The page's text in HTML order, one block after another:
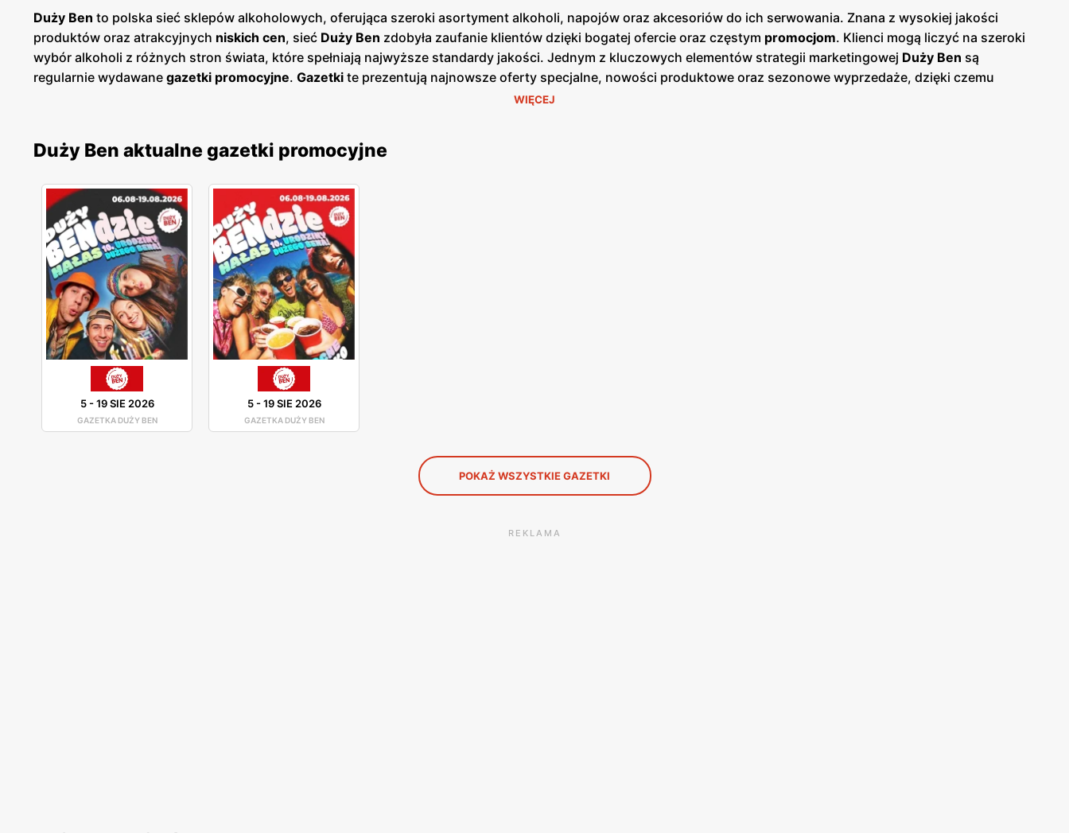
Duży Ben to polska sieć sklepów alkoholowych, oferująca szeroki asortyment alkoholi, napojów oraz akcesoriów do ich serwowania. Znana z wysokiej jakości
produktów oraz atrakcyjnych niskich cen, sieć Duży Ben zdobyła zaufanie klientów dzięki bogatej ofercie oraz częstym promocjom. Klienci mogą liczyć na szeroki
wybór alkoholi z różnych stron świata, które spełniają najwyższe standardy jakości. Jednym z kluczowych elementów strategii marketingowej Duży Ben są
regularnie wydawane gazetki promocyjne. Gazetki te prezentują najnowsze oferty specjalne, nowości produktowe oraz sezonowe wyprzedaże, dzięki czemu
klienci mogą planować swoje zakupy i korzystać z wyjątkowych okazji cenowych. Są one dostępne zarówno w formie papierowej w sklepach, jak i online, co
doradztwo oraz porady dotyczące serwowania alkoholi. Dzięki temu
cenach. Sieć stawia na innowacyjność i ciągłe udoskonalanie swojej oferty, aby sprostać oczekiwaniom klientów poszukujących wyjątkowych i ekskluzywnych
alkoholi.
WIĘCEJ
Duży Ben aktualne gazetki promocyjne
5-19 SIE 2026
GAZETKA DUŻY BEN
5-19 SIE 2026
GAZETKA DUŻY BEN
POKAŻ WSZYSTKIE GAZETKI
REKLAMA